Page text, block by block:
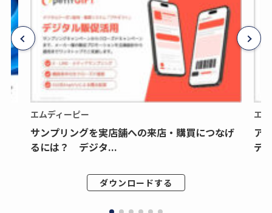
エムディーピー
サンプリングを実店舗への来店・購買につなげ
るには？ デジタ...
ダウンロードする
エ
ア
デ